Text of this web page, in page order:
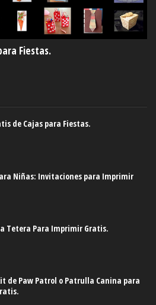
Fiestas.
de Cajas para Fiestas.
Niñas: Invitaciones para Imprimir
Tetera Para Imprimir Gratis.
de Paw Patrol o Patrulla Canina para